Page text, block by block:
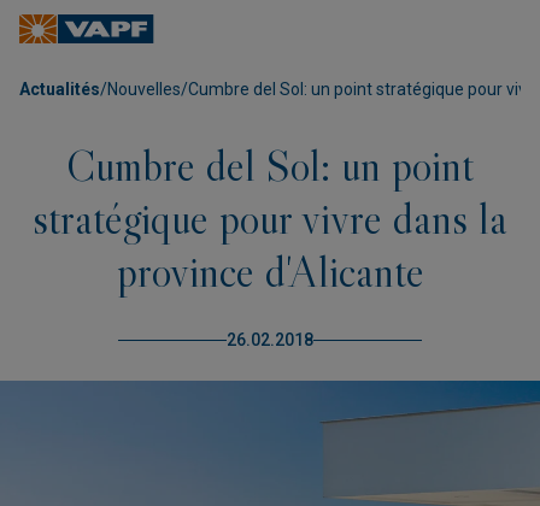
Actualités/Nouvelles/Cumbre del Sol: un point stratégique pour
Cumbre del Sol: un point
stratégique pour vivre dans la
province d'Alicante
26.02.2018